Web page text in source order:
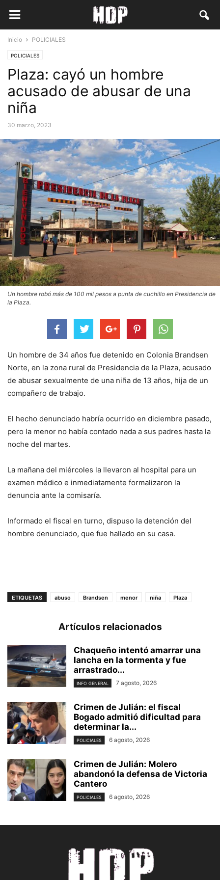
Inicio POLICIALES
POLICIALES
Plaza: cayó un hombre
acusado de abusar de una
niña
30 marzo, 2023
Un hombre robó más de 100 mil pesos a punta de cuchillo en Presidencia de
la Plaza.
Un hombre de 34 años fue detenido en Colonia Brandsen
Norte, en la zona rural de Presidencia de la Plaza, acusado
de abusar sexualmente de una niña de 13 años, hija de un
compañero de trabajo.
El hecho denunciado habría ocurrido en diciembre pasado,
pero la menor no había contado nada a sus padres hasta la
noche del martes.
La mañana del miércoles la llevaron al hospital para un
examen médico e inmediatamente formalizaron la
denuncia ante la comisaría.
Informado el fiscal en turno, dispuso la detención del
hombre denunciado, que fue hallado en su casa.
ETIQUETAS abuso Brandsen menor niña Plaza
Artículos relacionados
Chaqueño intentó amarrar una
lancha en la tormenta y fue
arrastrado...
INFO GENERAL 7 agosto, 2026
Crimen de Julián: el fiscal
Bogado admitió dificultad para
determinar la...
POLICIALES 6 agosto, 2026
Crimen de Julián: Molero
abandonó la defensa de Victoria
Cantero
POLICIALES 6 agosto, 2026